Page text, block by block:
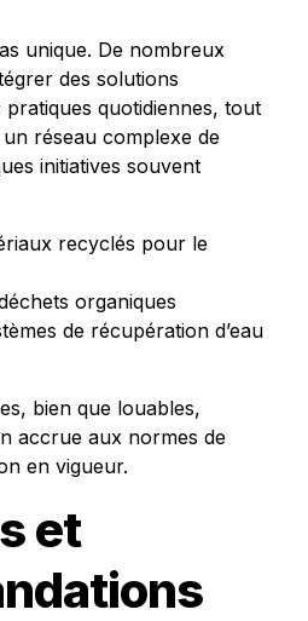
unique. De nombreux
des solutions
quotidiennes, tout
réseau complexe de
initiatives souvent
recyclés pour le
organiques
de récupération d’eau
bien que louables,
accrue aux normes de
en vigueur.
et